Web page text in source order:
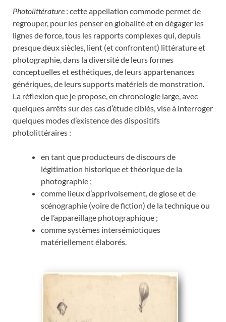
Photolittérature : cette appellation commode permet de
regrouper, pour les penser en globalité et en dégager les
lignes de force, tous les rapports complexes qui, depuis
presque deux siècles, lient (et confrontent) littérature et
photographie, dans la diversité de leurs formes
conceptuelles et esthétiques, de leurs appartenances
génériques, de leurs supports matériels de monstration.
La réflexion que je propose, en chronologie large, avec
quelques arrêts sur des cas d’étude ciblés, vise à interroger
quelques modes d’existence des dispositifs
photolittéraires :
en tant que producteurs de discours de
légitimation historique et théorique de la
photographie ;
comme lieux d’apprivoisement, de glose et de
scénographie (voire de fiction) de la technique ou
de l’appareillage photographique ;
comme systèmes intersémiotiques
matériellement élaborés.